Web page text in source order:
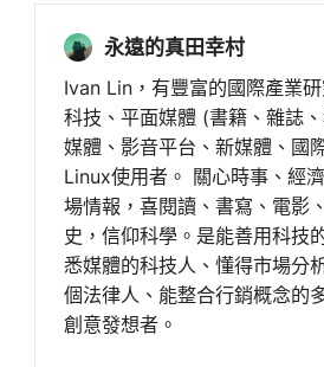
永遠的真田幸村
Ivan Lin，有豐富的國際產業
科技、平面媒體 (書籍、雜誌
媒體、影音平台、新媒體、國
Linux使用者。 關心時事、經
場情報，喜閱讀、書寫、電影
史，信仰科學。是能善用科技
悉媒體的科技人、懂得市場分
個法律人、能整合行銷概念的
創意發想者。